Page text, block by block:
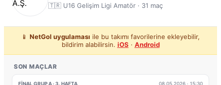
🇹🇷 U16 Gelişim Ligi Amatör · 31 maç
📱 NetGol uygulaması ile bu takımı favorilerine ekleyebilir,
bildirim alabilirsin. iOS · Android
SON MAÇLAR
FINAL GRUP A · 3. HAFTA 08.05.2026 · 15:30